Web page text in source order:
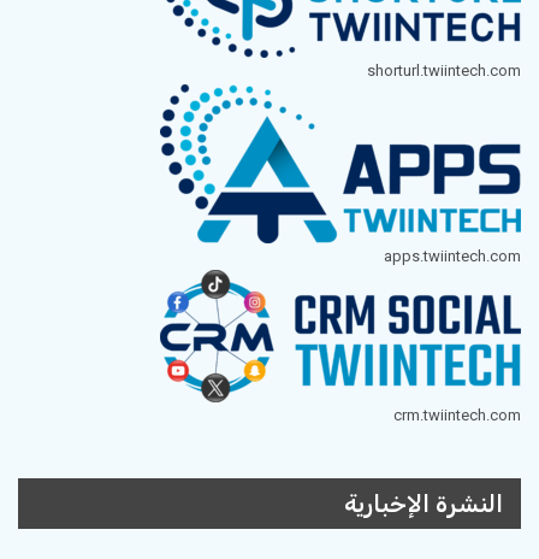
shorturl.twiintech.com
apps.twiintech.com
crm.twiintech.com
النشرة الإخبارية